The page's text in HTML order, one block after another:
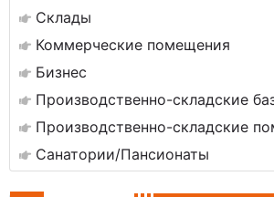
Склады
Коммерческие помещения
Бизнес
Производственно-складские
Производственно-складские
Санатории/Пансионаты